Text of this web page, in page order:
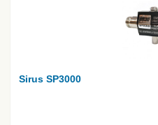
Sirus SP3000